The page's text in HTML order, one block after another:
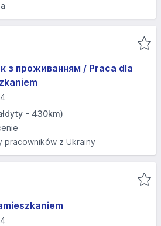
з проживанням / Praca dla
- 430km)
pracowników z Ukrainy